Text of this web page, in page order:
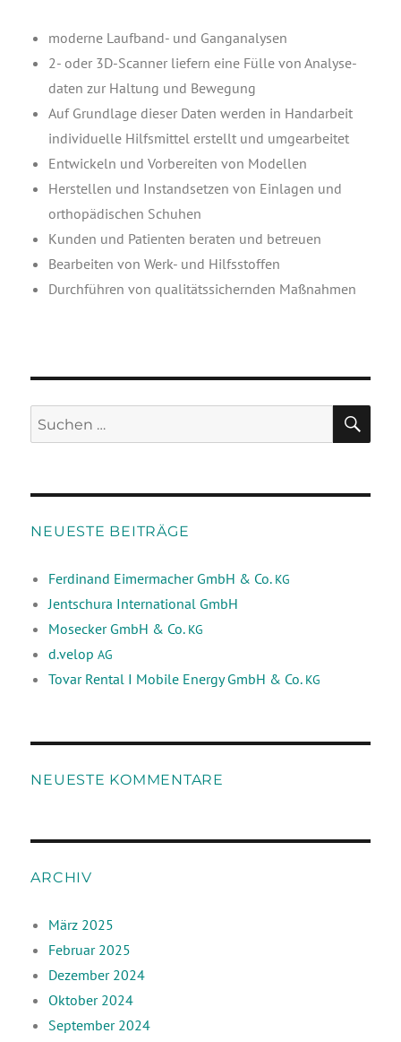
moder­ne Lauf­band- und Ganganalysen
2- oder 3D-Scan­ner lie­fern eine Fül­le von Ana­ly­se­
da­ten zur Hal­tung und Bewegung
Auf Grund­la­ge die­ser Daten wer­den in Hand­ar­beit
indi­vi­du­el­le Hilfs­mit­tel erstellt und umgearbeitet
Ent­wi­ckeln und Vor­be­rei­ten von Modellen
Her­stel­len und Instand­set­zen von Ein­la­gen und
ortho­pä­di­schen Schuhen
Kun­den und Pati­en­ten bera­ten und betreuen
Bear­bei­ten von Werk- und Hilfsstoffen
Durch­füh­ren von qua­li­täts­si­chern­den Maßnahmen
NEUESTE BEITRÄGE
Ferdinand Eimermacher GmbH & Co. KG
Jentschura International GmbH
Mosecker GmbH & Co. KG
d.velopAG
Tovar Rental I Mobile Energy GmbH & Co. KG
NEUESTE KOMMENTARE
ARCHIV
März 2025
Februar 2025
Dezember 2024
Oktober 2024
September 2024